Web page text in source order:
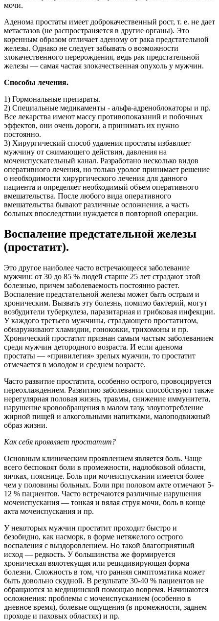
мочи.
Аденома простаты имеет доброкачественный рост, т. е. не дает
метастазов (не распространяется в другие органы). Это
коренным образом отличает аденому от рака предстательной
железы. Однако не следует забывать о возможности
злокачественного перерождения, ведь рак предстательной
железы — самая частая злокачественная опухоль у мужчин.
Способы лечения.
1) Гормональные препараты.
2) Специальные медикаменты - альфа-адреноблокаторы и пр.
Все лекарства имеют массу противопоказаний и побочных
эффектов, они очень дороги, а принимать их нужно
постоянно.
3) Хирургический способ удаления простаты избавляет
мужчину от сжимающего действия, давления на
мочеиспускательный канал. Разработано несколько видов
оперативного лечения, но только уролог принимает решение
о необходимости хирургического лечения для данного
пациента и определяет необходимый объем оперативного
вмешательства. После любого вида оперативного
вмешательства бывают различные осложнения, а часть
больных впоследствии нуждается в повторной операции.
Воспаление предстательной железы
(простатит).
Это другое наиболее часто встречающееся заболевание
мужчин: от 30 до 85 % людей старше 25 лет страдают этой
болезнью, причем заболеваемость постоянно растет.
Воспаление предстательной железы может быть острым и
хроническим. Вызвать эту болезнь, помимо бактерий, могут
возбудители туберкулеза, паразитарная и грибковая инфекции.
У каждого третьего мужчины, страдающего простатитом,
обнаруживают хламидии, гонококки, трихомоны и пр.
Хронический простатит признан самым частым заболеванием
среди мужчин детородного возраста. И если аденома
простаты — «привилегия» зрелых мужчин, то простатит
отмечается в молодом и среднем возрасте.
Часто развитие простатита, особенно острого, провоцируется
переохлаждением. Развитию заболевания способствуют также
нерегулярная половая жизнь, травмы, снижение иммунитета,
нарушение кровообращения в малом тазу, злоупотребление
жирной пищей и алкогольными напитками, малоподвижный
образ жизни.
Как себя проявляет простатит?
Основным клиническим проявлением является боль. Чаще
всего беспокоят боли в промежности, надлобковой области,
яичках, пояснице. Боль при мочеиспускании имеется более
чем у половины больных. Боли при половом акте отмечают 5-
12 % пациентов. Часто встречаются различные нарушения
мочеиспускания — тонкая и вялая струя мочи, боль в конце
акта мочеиспускания и пр.
У некоторых мужчин простатит проходит быстро и
безобидно, как насморк, в форме нетяжелого острого
воспаления с выздоровлением. Но такой благоприятный
исход — редкость. У большинства же формируется
хроническая вялотекущая или рецидивирующая форма
болезни. Сложность в том, что ранняя симптоматика может
быть довольно скудной. В результате 30-40 % пациентов не
обращаются за медицинской помощью вовремя. Начинаются
осложнения: проблемы с мочеиспусканием (особенно в
дневное время), болевые ощущения (в промежности, заднем
проходе и паховых областях) и пр.